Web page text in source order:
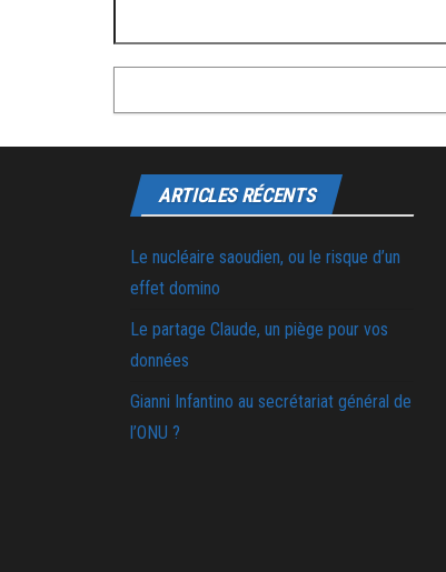
ARTICLES RÉCENTS
Le nucléaire saoudien, ou le risque d’un
effet domino
Le partage Claude, un piège pour vos
données
Gianni Infantino au secrétariat général de
l’ONU ?